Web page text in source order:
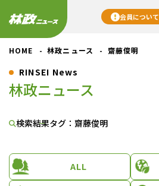
会員について
HOME 林政ニュース 齋藤俊明
RINSEI News
林政ニュース
検索結果タグ：齋藤俊明
ALL